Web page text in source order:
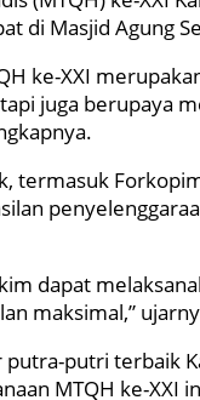
di Masjid Agung
ke-XXI
juga berupaya
dapat
maksimal,”
putri terbaik
MTQH ke-